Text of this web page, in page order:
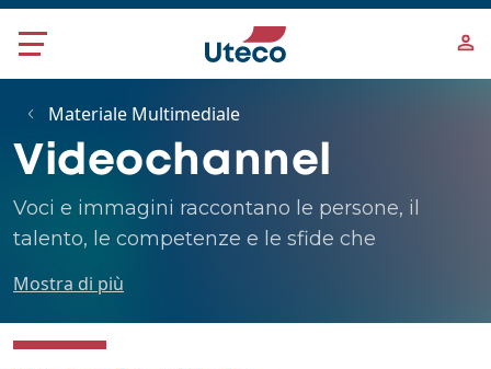
Salta al contenuto principale
Materiale Multimediale
Videochannel
Voci e immagini raccontano le persone, il
talento, le competenze e le sfide che
Mostra di più